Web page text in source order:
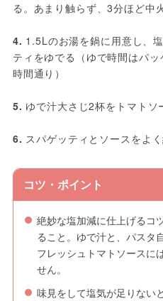
る。あまり触らず、3分ほど中
4. 1.5Lのお湯を鍋に用意し、
ティをゆでる（ゆで時間はパ
時間通り）
5. ゆで汁大さじ2杯をトマトソ
6. スパゲッティとソースをよ
コツ・ポイント
絶妙な塩加減に仕上げるコ
ること。ゆで汁と、パスタ
フレッシュトマトソースに
せん。
味見をして塩気が足りない